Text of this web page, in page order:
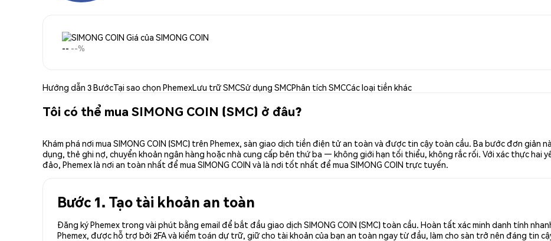
Giá của SIMONG COIN
-- --%
Hướng dẫn 3 BướcTại sao chọn PhemexLưu trữ SMCSử dụng SMCPhân tích SMCCác loại tiền khác
Tôi có thể mua SIMONG COIN (SMC) ở đâu?
Khám phá nơi mua SIMONG COIN (SMC) trên Phemex, sàn giao dịch tiền điện tử an toàn và được tin cậy toàn cầu. Ba bước đơn giản
dụng, thẻ ghi nợ, chuyển khoản ngân hàng hoặc nhà cung cấp bên thứ ba — không giới hạn tối thiểu, không rắc rối. Với xác thực hai
đảo, Phemex là nơi an toàn nhất để mua SIMONG COIN và là nơi tốt nhất để mua SIMONG COIN trực tuyến.
Bước 1. Tạo tài khoản an toàn
Đăng ký Phemex trong vài phút bằng email để bắt đầu giao dịch SIMONG COIN (SMC) toàn cầu. Hoàn tất xác minh danh tính
Phemex, được hỗ trợ bởi 2FA và kiểm toán dự trữ, giữ cho tài khoản của bạn an toàn ngay từ đầu, làm cho sàn trở nên đáng tin